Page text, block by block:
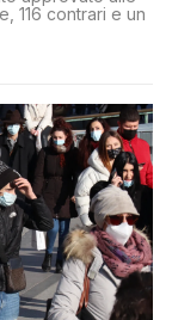
116 contrari e un